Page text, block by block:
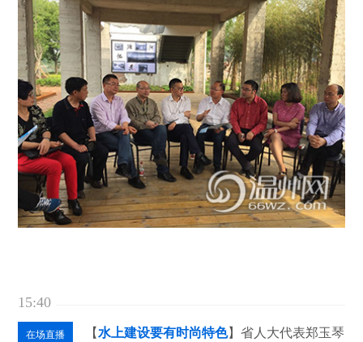
15:40
在场直播 【 水上建设要有时尚特色】省人大代表郑玉琴